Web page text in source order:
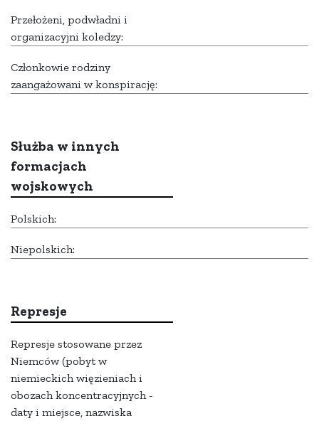
Przełożeni, podwładni i
organizacyjni koledzy:
Członkowie rodziny
zaangażowani w konspirację:
Służba w innych
formacjach
wojskowych
Polskich:
Niepolskich:
Represje
Represje stosowane przez
Niemców (pobyt w
niemieckich więzieniach i
obozach koncentracyjnych -
daty i miejsce, nazwiska